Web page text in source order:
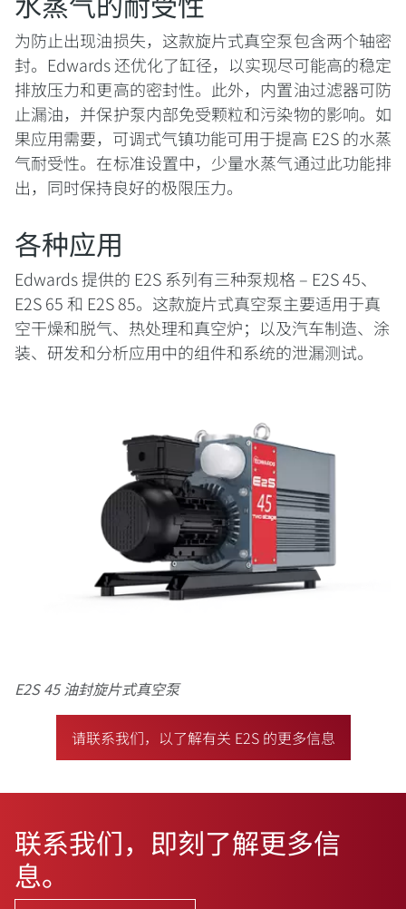
为防止出现油损失，这款旋片式真空泵包含两个轴密
封。Edwards 还优化了缸径，以实现尽可能高的稳定
排放压力和更高的密封性。此外，内置油过滤器可防
止漏油，并保护泵内部免受颗粒和污染物的影响。如
果应用需要，可调式气镇功能可用于提高 E2S 的水蒸
气耐受性。在标准设置中，少量水蒸气通过此功能排
出，同时保持良好的极限压力。
各种应用
Edwards 提供的 E2S 系列有三种泵规格 – E2S 45、
E2S 65 和 E2S 85。这款旋片式真空泵主要适用于真
空干燥和脱气、热处理和真空炉；以及汽车制造、涂
装、研发和分析应用中的组件和系统的泄漏测试。
E2S 45 油封旋片式真空泵
请联系我们，以了解有关 E2S 的更多信息
联系我们，即刻了解更多信
息。